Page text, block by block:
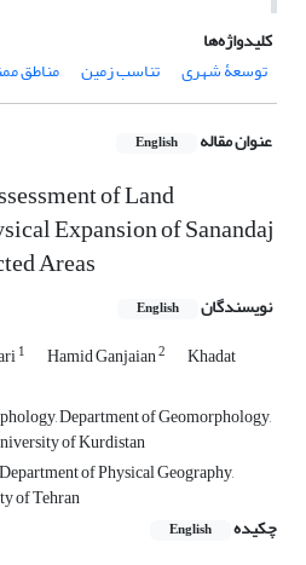
کلیدواژه‌ها
توسعۀ شهری
تناسب زمین مناطق
عنوان مقاله English
of Land
Expansion of Sanandaj
Areas
نویسندگان English
1 Hamid Ganjaian2 Khadat
Department of Geomorphology,
of Kurdistan
of Physical Geography,
of Tehran
چکیده
English